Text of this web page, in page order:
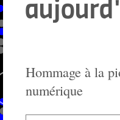
Hommage à la
numérique